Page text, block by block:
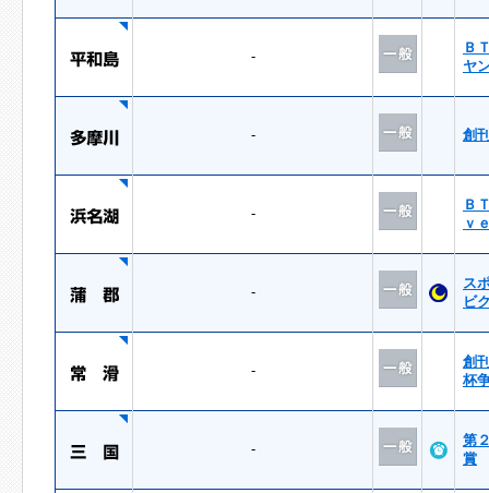
-
Ｂ
ヤ
- 創
-
Ｂ
ｖ
-
ス
ビ
-
創
杯
-
第
賞